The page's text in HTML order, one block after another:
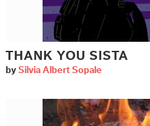
THANK YOU SISTA
by Silvia Albert Sopale